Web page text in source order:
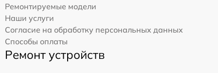
Ремонтируемые модели
Наши услуги
Согласие на обработку персональных данных
Способы оплаты
Ремонт устройств